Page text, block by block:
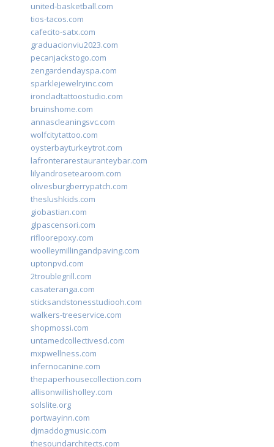
united-basketball.com
tios-tacos.com
cafecito-satx.com
graduacionviu2023.com
pecanjackstogo.com
zengardendayspa.com
sparklejewelryinc.com
ironcladtattoostudio.com
bruinshome.com
annascleaningsvc.com
wolfcitytattoo.com
oysterbayturkeytrot.com
lafronterarestauranteybar.com
lilyandrosetearoom.com
olivesburgberrypatch.com
theslushkids.com
giobastian.com
glpascensori.com
rifloorepoxy.com
woolleymillingandpaving.com
uptonpvd.com
2troublegrill.com
casateranga.com
sticksandstonesstudiooh.com
walkers-treeservice.com
shopmossi.com
untamedcollectivesd.com
mxpwellness.com
infernocanine.com
thepaperhousecollection.com
allisonwillisholley.com
solslite.org
portwayinn.com
djmaddogmusic.com
thesoundarchitects.com